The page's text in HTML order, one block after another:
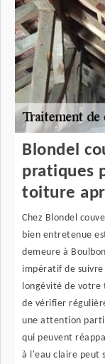
Blondel
pratiques
toiture
Chez Blondel
bien entretenue
demeure à
impératif de
longévité de votre
de vérifier
une attention
qui peuvent
à l'eau claire peut